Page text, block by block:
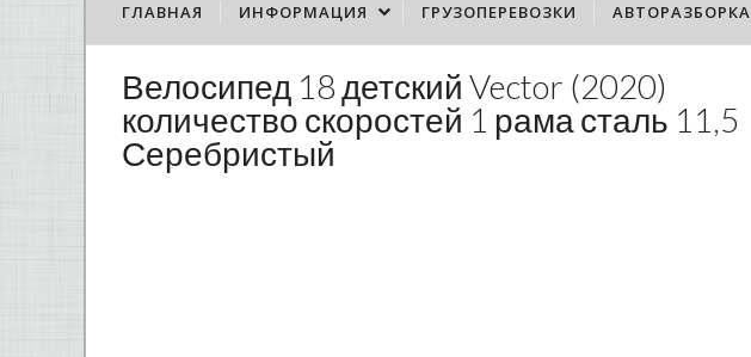
ГЛАВНАЯ ИНФОРМАЦИЯ ГРУЗОПЕРЕВОЗКИ АВТОРАЗБОРКА
Велосипед 18 детский Vector (2020)
количество скоростей 1 рама сталь 11,5
Серебристый